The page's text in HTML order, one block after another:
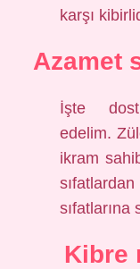
karşı
Azamet
İşte
edelim.
ikram
sıfatlarına
Kibre